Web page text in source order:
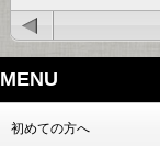
MENU
初めての方へ